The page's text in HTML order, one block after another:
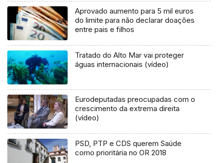
Aprovado aumento para 5 mil euros
do limite para não declarar doações
entre pais e filhos
Tratado do Alto Mar vai proteger
águas internacionais (vídeo)
Eurodeputadas preocupadas com o
crescimento da extrema direita
(vídeo)
PSD, PTP e CDS querem Saúde
como prioritária no OR 2018